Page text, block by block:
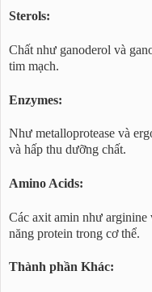
Sterols:
Chất như ganoderol và
tim mạch.
Enzymes:
Như metalloprotease và
và hấp thu dưỡng chất.
Amino Acids:
Các axit amin như
năng protein trong cơ thể.
Thành phần Khác: